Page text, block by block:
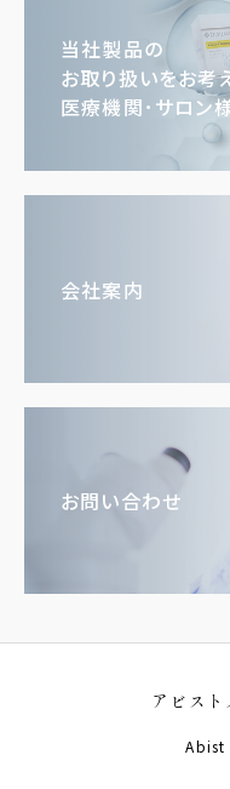
当社製品の
お取り扱いをお考
医療機関･サロン
会社案内
お問い合わせ
アビス
Abist